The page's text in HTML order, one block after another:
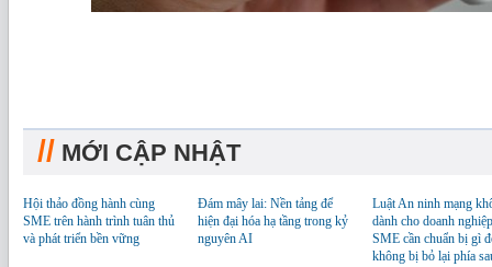
// MỚI CẬP NHẬT
Hội thảo đồng hành cùng
SME trên hành trình tuân thủ
và phát triển bền vững
Đám mây lai: Nền tảng để
hiện đại hóa hạ tầng trong kỷ
nguyên AI
Luật An ninh mạng
dành cho doanh
SME cần chuẩn bị gì
không bị bỏ lại phía